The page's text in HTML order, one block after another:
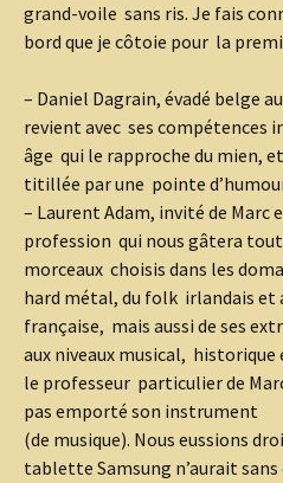
grand-voile sans ris. Je fais
bord que je côtoie pour la
– Daniel Dagrain, évadé belge
revient avec ses compétences
âge qui le rapproche du mien,
titillée par une pointe
– Laurent Adam, invité de Marc
profession qui nous gâtera tout
morceaux choisis dans les
hard métal, du folk irlandais et
française, mais aussi de ses
aux niveaux musical,
le professeur particulier de
pas emporté son instrument
(de musique). Nous eussions
tablette Samsung n’aurait